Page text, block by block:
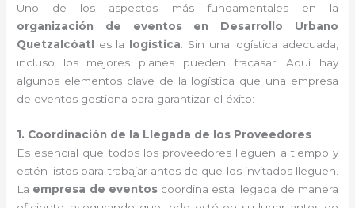
Uno de los aspectos más fundamentales en la
organización de eventos en Desarrollo Urbano
Quetzalcóatl
es la logística . Sin una logística adecuada,
incluso los mejores planes pueden fracasar. Aquí hay
algunos elementos clave de la logística que una empresa
de eventos gestiona para garantizar el éxito:
1. Coordinación de la Llegada de los Proveedores
Es esencial que todos los proveedores lleguen a tiempo y
estén listos para trabajar antes de que los invitados lleguen.
La empresa de eventoscoordina esta llegada de manera